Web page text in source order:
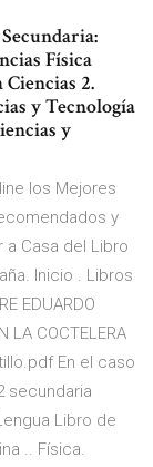
Física
2.
y Tecnología
y
los Mejores
y
a Casa del Libro
Inicio . Libros
EDUARDO
LA COCTELERA
En el caso
secundaria
Libro de
.. Física.